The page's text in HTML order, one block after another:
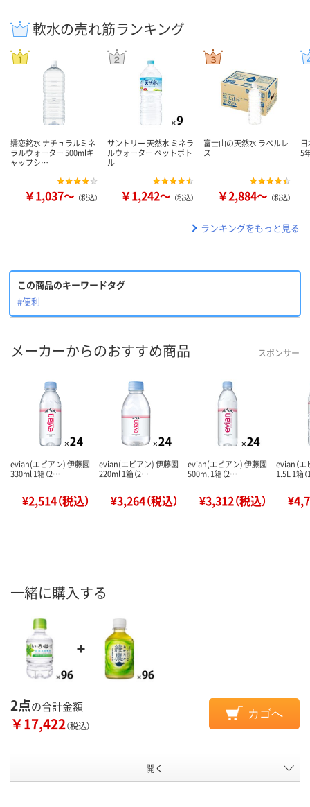
軟水の売れ筋ランキング
嬬恋銘水 ナチュラルミネ
ラルウォーター 500mlキ
ャップシ…
￥1,037～ （税込）
サントリー 天然水 ミネラ
ルウォーター ペットボト
ル
￥1,242～ （税込）
富士山の天然水 ラベルレ
ス
￥2,884～ （税込）
5
ランキングをもっと見る
この商品のキーワードタグ
#便利
メーカーからのおすすめ商品 スポンサー
evian(エビアン) 伊藤園
330ml 1箱（2…
¥2,514（税込）
evian(エビアン) 伊藤園
220ml 1箱（2…
¥3,264（税込）
evian(エビアン) 伊藤園
500ml 1箱（2…
¥3,312（税込）
evian（エ
1.5L 1箱
一緒に購入する
2点の合計金額
￥17,422（税込）
カゴへ
開く